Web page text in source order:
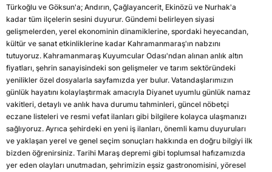
Türkoğlu ve Göksun'a; Andırın, Çağlayancerit, Ekinözü ve Nurhak'a
kadar tüm ilçelerin sesini duyurur. Gündemi belirleyen siyasi
gelişmelerden, yerel ekonominin dinamiklerine, spordaki heyecandan,
kültür ve sanat etkinliklerine kadar Kahramanmaraş'ın nabzını
tutuyoruz. Kahramanmaraş Kuyumcular Odası'ndan alınan anlık altın
fiyatları, şehrin sanayisindeki son gelişmeler ve tarım sektöründeki
yenilikler özel dosyalarla sayfamızda yer bulur. Vatandaşlarımızın
günlük hayatını kolaylaştırmak amacıyla Diyanet uyumlu günlük namaz
vakitleri, detaylı ve anlık hava durumu tahminleri, güncel nöbetçi
eczane listeleri ve resmi vefat ilanları gibi bilgilere kolayca ulaşmanızı
sağlıyoruz. Ayrıca şehirdeki en yeni iş ilanları, önemli kamu duyuruları
ve yaklaşan yerel ve genel seçim sonuçları hakkında en doğru bilgiyi ilk
bizden öğrenirsiniz. Tarihi Maraş depremi gibi toplumsal hafızamızda
yer eden olayları unutmadan, şehrimizin eşsiz gastronomisini, yöresel